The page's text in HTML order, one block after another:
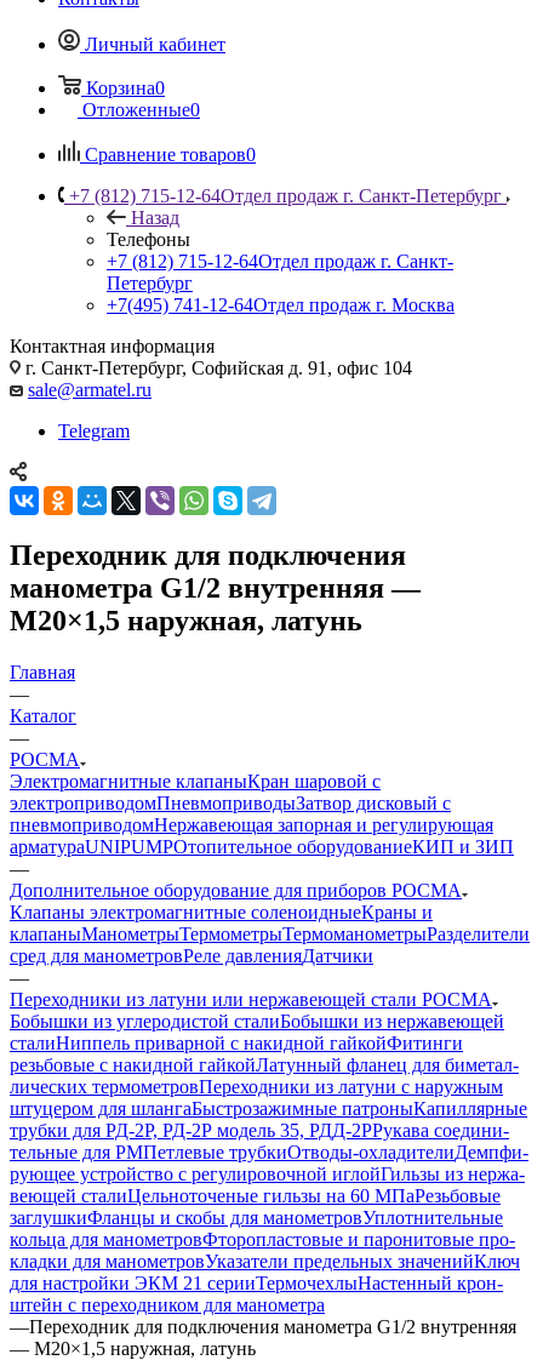
Личный кабинет
Корзина0
Отложенные0
Сравнение товаров0
+7 (812) 715-12-64Отдел продаж г. Санкт-Петербург
Назад
Телефоны
+7 (812) 715-12-64Отдел продаж г. Санкт-
Петербург
+7(495) 741-12-64Отдел продаж г. Москва
Контактная информация
г. Санкт-Петербург, Софийская д. 91, офис 104
sale@armatel.ru
Telegram
Переходник для подключения
манометра G1/2 внутренняя —
М20×1,5 наружная, латунь
Главная
—
Каталог
—
РОСМА
Электромагнитные клапаныКран шаровой с
электроприводомПневмоприводыЗатвор дисковый с
пневмоприводомНержавеющая запорная и регулирующая
арматураUNIPUMPОтопительное оборудованиеКИП и ЗИП
—
Дополнительное оборудование для приборов РОСМА
Клапаны электромагнитные соленоидныеКраны и
клапаныМанометрыТермометрыТермоманометрыРазделители
сред для манометровРеле давленияДатчики
—
Переходники из ла­ту­ни или нер­жа­вею­щей стали РОСМА
Бобышки из уг­ле­ро­дис­той сталиБобышки из нер­жа­вею­щей
сталиНиппель при­вар­ной с накидной гайкойФитинги
резьбовые с накидной гайкойЛатунный фла­нец для би­ме­тал­
ли­чес­ких тер­мо­мет­ровПереходники из ла­ту­ни с на­руж­ным
шту­це­ром для шлан­гаБыстрозажимные патроныКапиллярные
трубки для РД-2Р, РД-2Р модель 35, РДД-2РРукава сое­ди­ни­
тель­ные для РМПетлевые трубкиОтводы-охладителиДемпфи­
рую­щее устрой­ство с ре­гу­ли­ро­воч­ной иглойГильзы из нер­жа­
вею­щей сталиЦельноточеные гильзы на 60 МПаРезьбовые
заглушкиФланцы и скобы для манометровУплотнительные
коль­ца для ма­но­мет­ровФторопласто­вые и паро­ни­то­вые про­
кладки для ма­но­мет­ровУказатели пре­дель­ных зна­че­нийКлюч
для на­строй­ки ЭКМ 21 серииТермочехлыНастен­ный крон­
штейн с пере­ход­ни­ком для ма­но­мет­ра
—Переходник для подключения манометра G1/2 внутренняя
— М20×1,5 наружная, латунь